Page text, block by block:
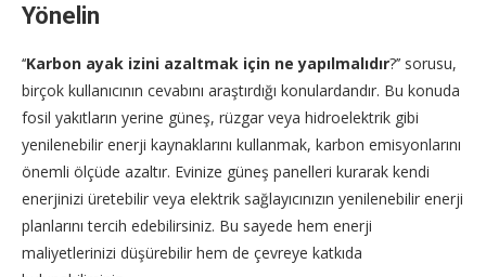
Yönelin
‘‘Karbon ayak izini azaltmak için ne yapılmalıdır?’’ sorusu,
birçok kullanıcının cevabını araştırdığı konulardandır. Bu konuda
fosil yakıtların yerine güneş, rüzgar veya hidroelektrik gibi
yenilenebilir enerji kaynaklarını kullanmak, karbon emisyonlarını
önemli ölçüde azaltır. Evinize güneş panelleri kurarak kendi
enerjinizi üretebilir veya elektrik sağlayıcınızın yenilenebilir enerji
planlarını tercih edebilirsiniz. Bu sayede hem enerji
maliyetlerinizi düşürebilir hem de çevreye katkıda